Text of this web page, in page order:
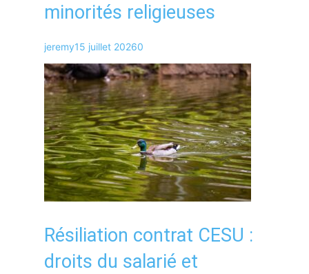
minorités religieuses
jeremy15 juillet 20260
Résiliation contrat CESU :
droits du salarié et